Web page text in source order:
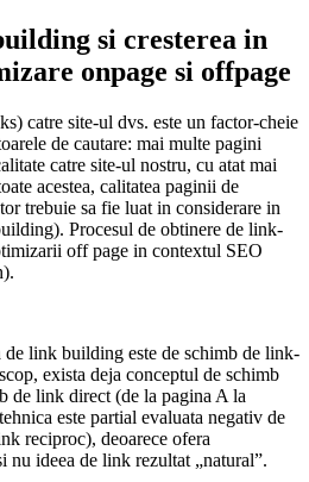
si cresterea in
onpage si offpage
catre site-ul dvs. este un factor-cheie
de cautare: mai multe pagini
catre site-ul nostru, cu atat mai
acestea, calitatea paginii de
trebuie sa fie luat in considerare in
Procesul de obtinere de link-
off page in contextul SEO
de link building este de schimb de link-
exista deja conceptul de schimb
de link direct (de la pagina A la
este partial evaluata negativ de
reciproc), deoarece ofera
nu ideea de link rezultat „natural”.